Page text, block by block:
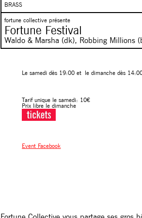
BRASS
fortune collective présente
Fortune Festival
Waldo & Marsha (dk), Robbing Millions
Le samedi dès 19:00 et le dimanche dès
Tarif unique le samedi: 10€
Prix libre le dimanche
Event Facebook